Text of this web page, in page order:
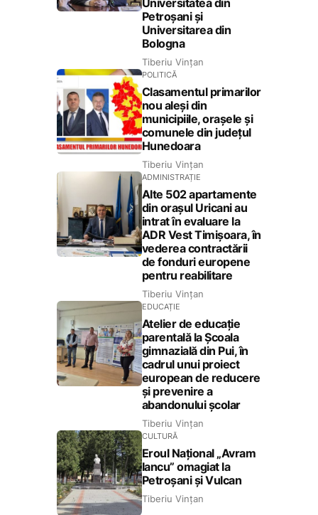
Petroșani și
Universitarea din
Bologna
Tiberiu Vințan
POLITICĂ
Clasamentul primarilor
nou aleși din
municipiile, orașele și
comunele din județul
Hunedoara
Tiberiu Vințan
ADMINISTRAȚIE
Alte 502 apartamente
din orașul Uricani au
intrat în evaluare la
ADR Vest Timișoara, în
vederea contractării
de fonduri europene
pentru reabilitare
Tiberiu Vințan
EDUCAȚIE
Atelier de educație
parentală la Școala
gimnazială din Pui, în
cadrul unui proiect
european de reducere
și prevenire a
abandonului școlar
Tiberiu Vințan
CULTURĂ
Eroul Național „Avram
Iancu” omagiat la
Petroșani și Vulcan
Tiberiu Vințan